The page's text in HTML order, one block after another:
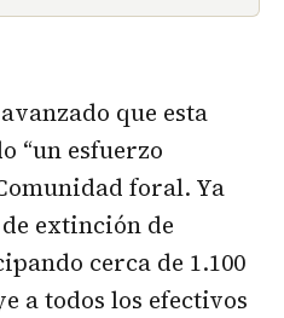
que esta
“un esfuerzo
foral. Ya
extinción de
cerca de 1.100
a todos los efectivos